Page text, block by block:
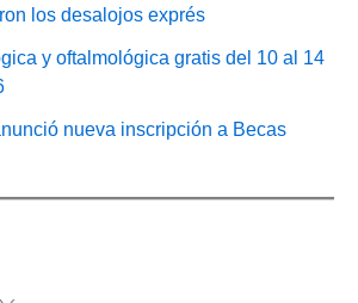
los desalojos exprés
y oftalmológica gratis del 10 al 14
nueva inscripción a Becas